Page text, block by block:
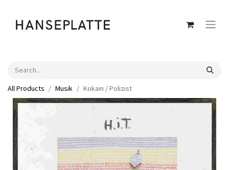
All Products Musik Kokain / Polizist